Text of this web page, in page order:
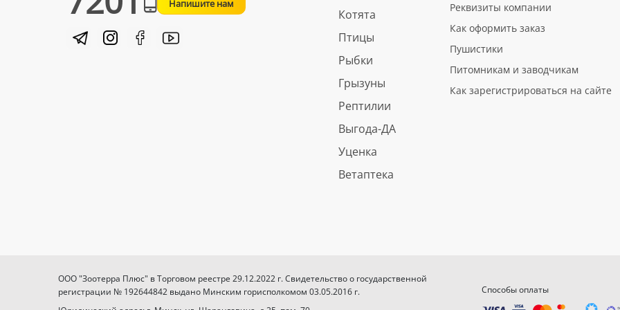
Напишите нам
Котята
Птицы
Рыбки
Грызуны
Рептилии
Выгода-ДА
Уценка
Ветаптека
Реквизиты компании
Как оформить заказ
Пушистики
Питомникам и заводчикам
Как зарегистрироваться на сайте
ООО "Зоотерра Плюс" в Торговом реестре 29.12.2022 г. Свидетельство о государственной
регистрации № 192644842 выдано Минским горисполкомом 03.05.2016 г.
Способы оплаты